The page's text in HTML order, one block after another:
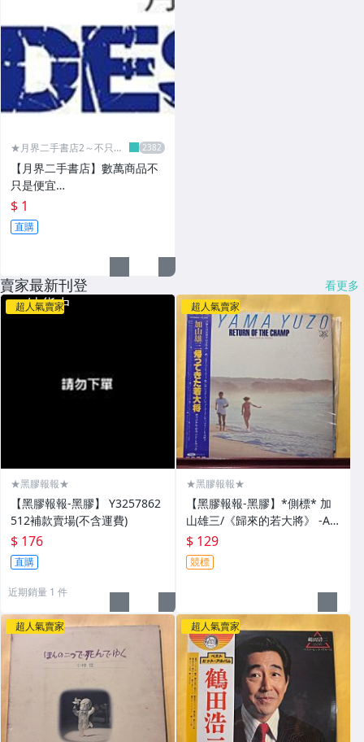
★月界二手書店2～不只是
【月界二手書店】數萬商品不
只是便宜…
$ 1
直購
賣家最新刊登 看更多
超人氣賣家
★黑膠報報★
【黑膠報報-黑膠】 Y3257862
512補款賣場(不含運費)
$ 176
直購
近期銷量 1 件
超人氣賣家
★黑膠報報★
【黑膠報報-黑膠】*側標* 加
山雄三/《歸來的若大將》 -A1
1-5
$ 129
競標
超人氣賣家 超人氣賣家